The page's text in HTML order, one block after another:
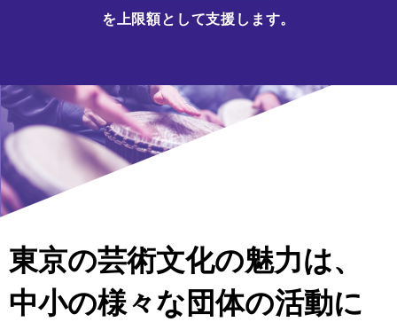
を上限額として支援します。
東京の芸術⽂化の魅⼒は、
中⼩の様々な団体の活動に